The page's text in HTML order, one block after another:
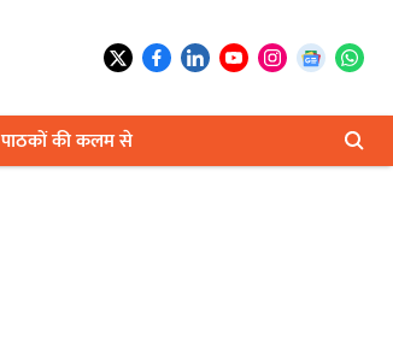
पाठकों की कलम से